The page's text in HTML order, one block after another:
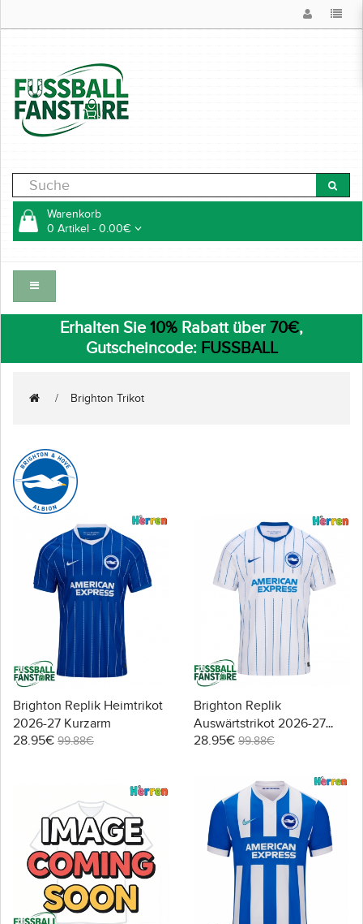
Warenkorb
0 Artikel - 0.00€
Erhalten Sie10% Rabatt über 70€,
Gutscheincode: FUSSBALL
Brighton Trikot
Brighton Replik Heimtrikot
2026-27 Kurzarm
28.95€ 99.88€
Brighton Replik
Auswärtstrikot 2026-27
Kurzarm
28.95€ 99.88€